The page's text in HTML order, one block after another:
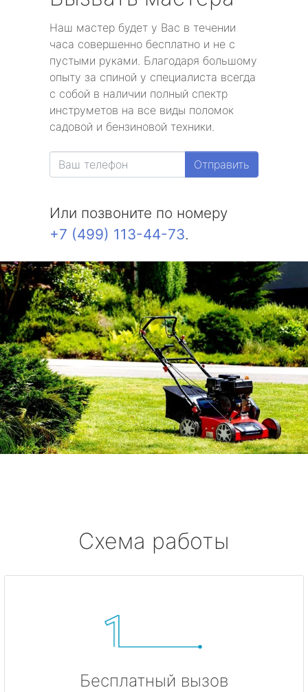
Наш мастер будет у Вас в течении
часа совершенно бесплатно и не с
пустыми руками. Благодаря большому
опыту за спиной у специалиста всегда
с собой в наличии полный спектр
инструметов на все виды поломок
садовой и бензиновой техники.
Отправить
Или позвоните по номеру
+7 (499) 113-44-73.
Схема работы
Бесплатный вызов